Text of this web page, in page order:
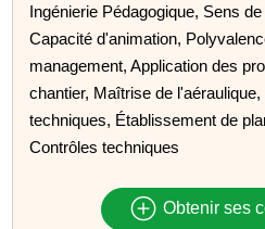
Ingénierie Pédagogique, Sens
Capacité d'animation,
management, Application des
chantier, Maîtrise de
techniques, Établissement de
Contrôles techniques
Obtenir ses